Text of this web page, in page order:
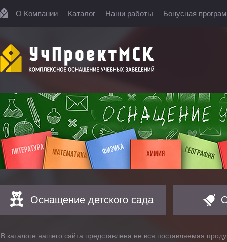
О Компании Каталог Наши работы Бонусная
Оснащение детского сада
В каталоге нашего сайта представлена не вся поставляемая